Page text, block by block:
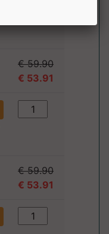
€ 59.90
€ 53.91
€ 59.90
€ 53.91